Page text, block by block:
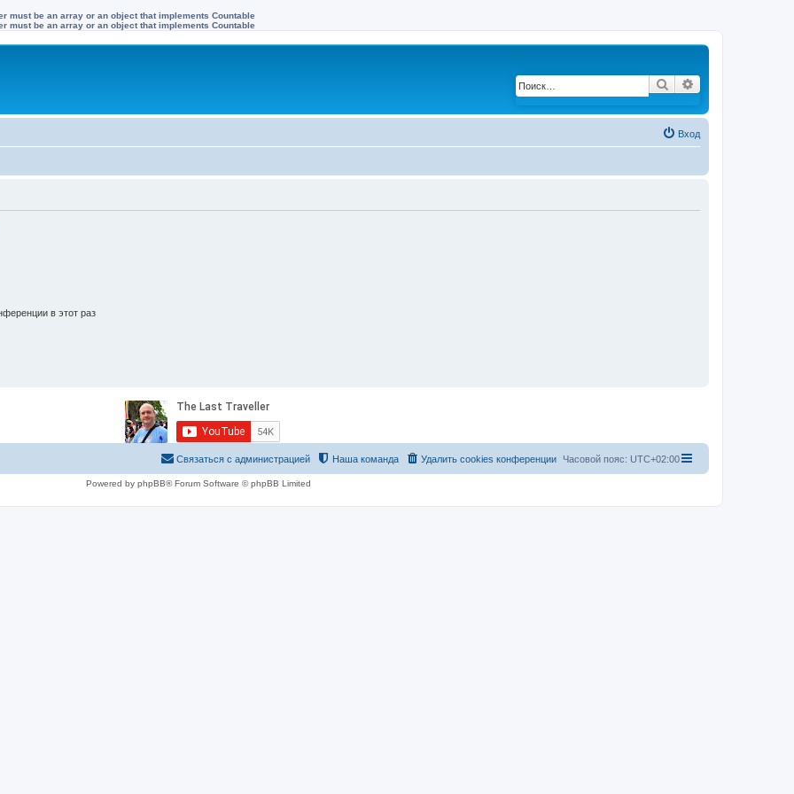
must be an array or an object that implements Countable
must be an array or an object that implements Countable
Поиск
Вход
в этот раз
Часовой пояс: UTC+02:00
Удалить cookies конференции
Наша команда
Связаться с администрацией
Powered by phpBB® Forum Software © phpBB Limited